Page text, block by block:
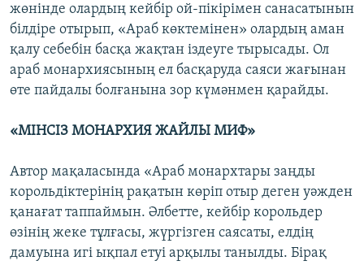
жөнінде олардың кейбір ой-пікірімен санасатынын
білдіре отырып, «Араб көктемінен» олардың аман
қалу себебін басқа жақтан іздеуге тырысады. Ол
араб монархиясының ел басқаруда саяси жағынан
өте пайдалы болғанына зор күмәнмен қарайды.
«МІНСІЗ МОНАРХИЯ ЖАЙЛЫ МИФ»
Автор мақаласында «Араб монархтары заңды
корольдіктерінің рақатын көріп отыр деген уәжден
қанағат таппаймын. Әлбетте, кейбір корольдер
өзінің жеке тұлғасы, жүргізген саясаты, елдің
дамуына игі ықпал етуі арқылы танылды. Бірақ